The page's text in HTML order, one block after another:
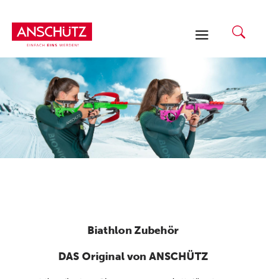
Inhalt
springen
Biathlon Zubehör
DAS Original von ANSCHÜTZ